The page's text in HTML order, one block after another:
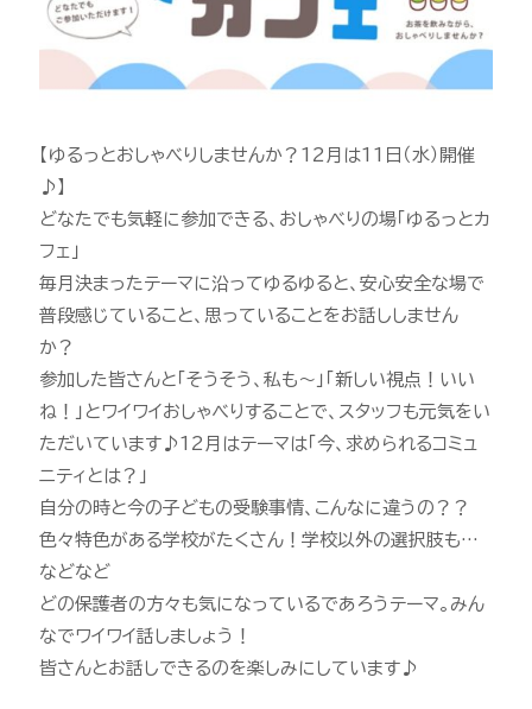
【ゆるっとおしゃべりしませんか？12月は11日（水）開催
♪】
どなたでも気軽に参加できる、おしゃべりの場「ゆるっとカ
フェ」
毎月決まったテーマに沿ってゆるゆると、安心安全な場で
普段感じていること、思っていることをお話ししません
か？
参加した皆さんと「そうそう、私も〜」「新しい視点！いい
ね！」とワイワイおしゃべりすることで、スタッフも元気をい
ただいています♪12月はテーマは「今、求められるコミュ
ニティとは？」
自分の時と今の子どもの受験事情、こんなに違うの？？
色々特色がある学校がたくさん！学校以外の選択肢も…
などなど
どの保護者の方々も気になっているであろうテーマ。みん
なでワイワイ話しましょう！
皆さんとお話しできるのを楽しみにしています♪